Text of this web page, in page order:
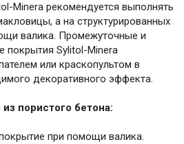
Minera рекомендуется выполнять
а на cтруктурированных
валика. Промежуточные и
покрытия Sylitol-Minera
или краскопультом в
декоративного эффекта.
пористого бетона:
при помощи валика.